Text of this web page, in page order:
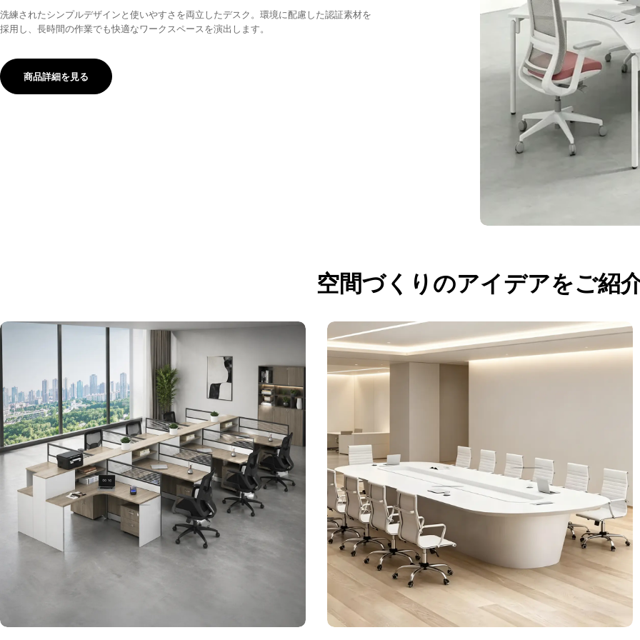
洗練されたシンプルデザインと使いやすさを両立したデスク。環境に配慮した認証素材を
採用し、長時間の作業でも快適なワークスペースを演出します。
商品詳細を見る
空間づくりのアイデアをご紹